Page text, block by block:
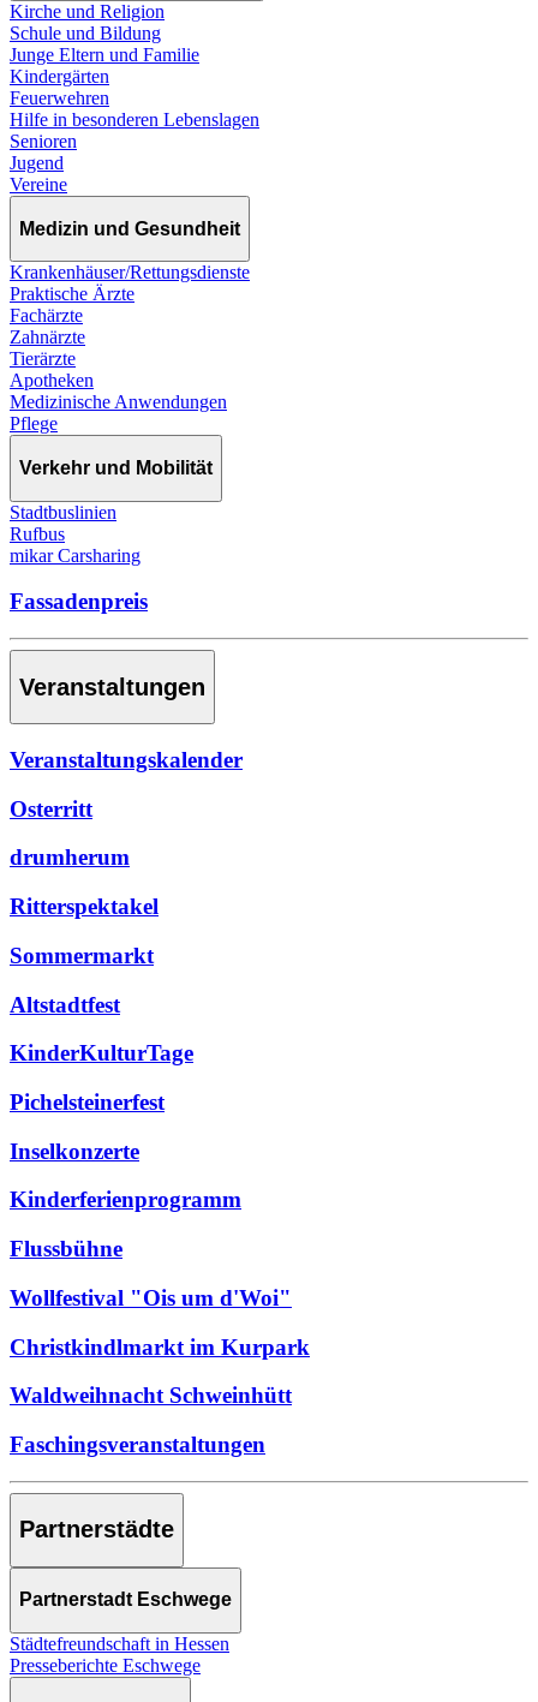
Kirche und Religion
Schule und Bildung
Junge Eltern und Familie
Kindergärten
Feuerwehren
Hilfe in besonderen Lebenslagen
Senioren
Jugend
Vereine
Medizin und Gesundheit
Krankenhäuser/Rettungsdienste
Praktische Ärzte
Fachärzte
Zahnärzte
Tierärzte
Apotheken
Medizinische Anwendungen
Pflege
Verkehr und Mobilität
Stadtbuslinien
Rufbus
mikar Carsharing
Fassadenpreis
Veranstaltungen
Veranstaltungskalender
Osterritt
drumherum
Ritterspektakel
Sommermarkt
Altstadtfest
KinderKulturTage
Pichelsteinerfest
Inselkonzerte
Kinderferienprogramm
Flussbühne
Wollfestival "Ois um d'Woi"
Christkindlmarkt im Kurpark
Waldweihnacht Schweinhütt
Faschingsveranstaltungen
Partnerstädte
Partnerstadt Eschwege
Städtefreundschaft in Hessen
Presseberichte Eschwege